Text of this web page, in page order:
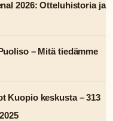
2026: Otteluhistoria ja
– Mitä tiedämme
Kuopio keskusta – 313